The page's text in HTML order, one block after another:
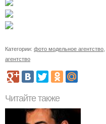
Категории: фото модельное агентство
агентство
Читайте также